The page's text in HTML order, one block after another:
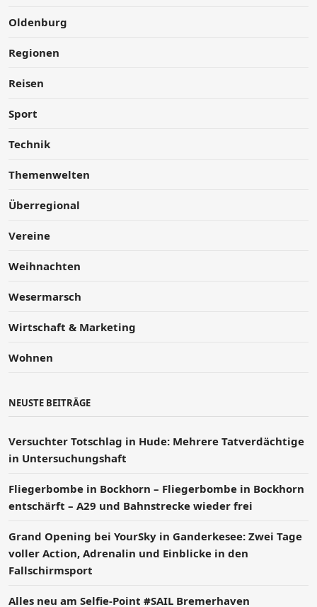
Oldenburg
Regionen
Reisen
Sport
Technik
Themenwelten
Überregional
Vereine
Weihnachten
Wesermarsch
Wirtschaft & Marketing
Wohnen
NEUSTE BEITRÄGE
Versucht­er Totschlag in Hude: Mehrere Tatverdächtige
in Untersuchungshaft
Fliegerbombe in Bockhorn – Fliegerbombe in Bockhorn
entschärft – A29 und Bahnstrecke wieder frei
Grand Opening bei YourSky in Ganderkesee: Zwei Tage
voller Action, Adrenalin und Einblicke in den
Fallschirmsport
Alles neu am Selfie-Point #SAIL Bremerhaven